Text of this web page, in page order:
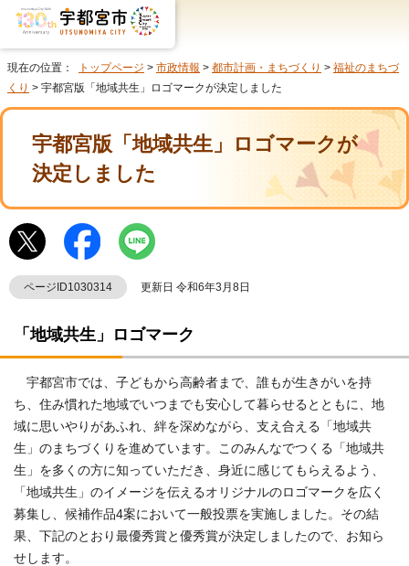
現在の位置： トップページ > 市政情報 > 都市計画・まちづくり > 福祉のまちづ
くり > 宇都宮版「地域共生」ロゴマークが決定しました
宇都宮版「地域共生」ロゴマークが
決定しました
ページID1030314 更新日 令和6年3月8日
「地域共生」ロゴマーク
宇都宮市では、子どもから高齢者まで、誰もが生きがいを持
ち、住み慣れた地域でいつまでも安心して暮らせるとともに、地
域に思いやりがあふれ、絆を深めながら、支え合える「地域共
生」のまちづくりを進めています。このみんなでつくる「地域共
生」を多くの方に知っていただき、身近に感じてもらえるよう、
「地域共生」のイメージを伝えるオリジナルのロゴマークを広く
募集し、候補作品4案において一般投票を実施しました。その結
果、下記のとおり最優秀賞と優秀賞が決定しましたので、お知ら
せします。